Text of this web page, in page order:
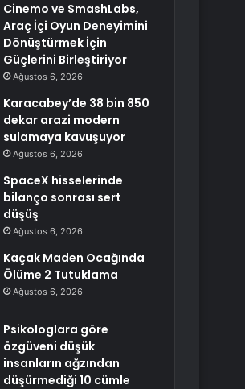
Cinemo ve SmashLabs,
Araç İçi Oyun Deneyimini
Dönüştürmek İçin
Güçlerini Birleştiriyor
Ağustos 6, 2026
Karacabey’de 38 bin 850
dekar arazi modern
sulamaya kavuşuyor
Ağustos 6, 2026
SpaceX hisselerinde
bilanço sonrası sert
düşüş
Ağustos 6, 2026
Kaçak Maden Ocağında
Ölüme 2 Tutuklama
Ağustos 6, 2026
Psikologlara göre
özgüveni düşük
insanların ağzından
düşürmediği 10 cümle